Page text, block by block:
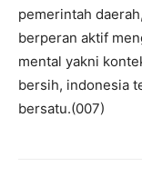
pemerintah
berperan aktif
mental yakni
bersih, indonesia
bersatu.(007)